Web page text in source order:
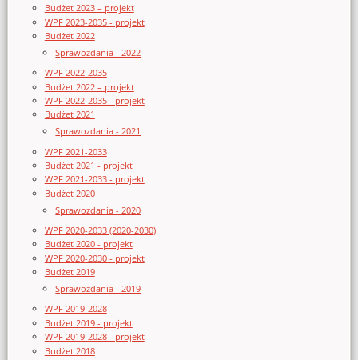
Budżet 2023 – projekt
WPF 2023-2035 - projekt
Budżet 2022
Sprawozdania - 2022
WPF 2022-2035
Budżet 2022 – projekt
WPF 2022-2035 - projekt
Budżet 2021
Sprawozdania - 2021
WPF 2021-2033
Budżet 2021 - projekt
WPF 2021-2033 - projekt
Budżet 2020
Sprawozdania - 2020
WPF 2020-2033 (2020-2030)
Budżet 2020 - projekt
WPF 2020-2030 - projekt
Budżet 2019
Sprawozdania - 2019
WPF 2019-2028
Budżet 2019 - projekt
WPF 2019-2028 - projekt
Budżet 2018